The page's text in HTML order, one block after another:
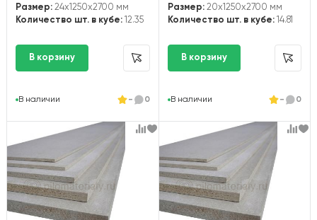
Размер: 24x1250x2700 мм
Количество шт. в кубе: 12.35
В наличии - 0
Размер:20x1250x2700 мм
Количество шт. в кубе:14.81
В наличии - 0